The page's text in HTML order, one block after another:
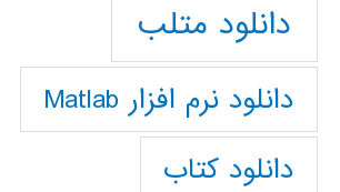
دانلود متلب
دانلود نرم افزار Matlab
دانلود کتاب